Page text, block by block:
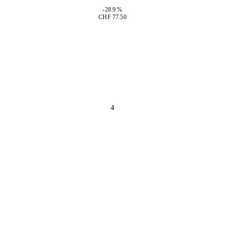
-28.9 %
CHF 77.50
4